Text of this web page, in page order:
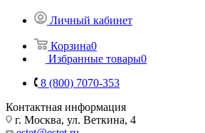
Личный кабинет
Корзина0
Избранные товары0
8 (800) 7070-353
Контактная информация
г. Москва, ул. Веткина, 4